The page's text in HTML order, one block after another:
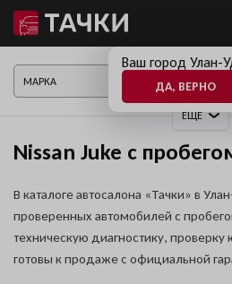
Ваш город Улан-
ДА, ВЕРНО
ЕЩЕ
Nissan Juke с
В каталоге автосалона «Тачки» в
проверенных автомобилей с
техническую диагностику,
готовы к продаже с официальной